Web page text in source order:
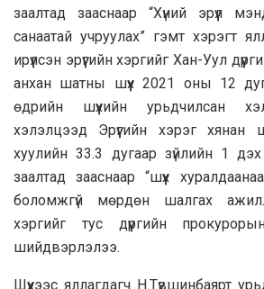
заалтад зааснаар “Хүний эрүүл
санаатай учруулах” гэмт хэрэгт
ирүүлсэн эрүүгийн хэргийг Хан-Уул
анхан шатны шүүх 2021 оны 12
өдрийн шүүхийн урьдчилсан
хэлэлцээд Эрүүгийн хэрэг хянан
хуулийн 33.3 дугаар зүйлийн 1
заалтад зааснаар “шүүх
боломжгүй мөрдөн шалгах
хэргийг тус дүүргийн
шийдвэрлэлээ.
Шүүхээс яллагдагч Н.Түвшинбаярт